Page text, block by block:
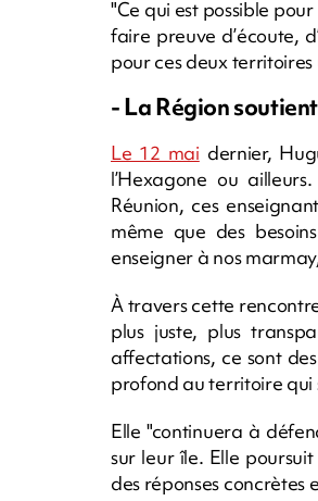
"Ce qui est possible
faire preuve d’écoute,
pour ces deux
- La Région
Le 12 mai dernier,
l’Hexagone ou
Réunion, ces
même que des
enseigner à nos
À travers cette
plus juste, plus
affectations, ce sont
profond au territoire qui
Elle "continuera à
sur leur île. Elle
des réponses concrètes